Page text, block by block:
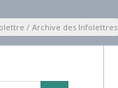
/ Archive des Infolettres